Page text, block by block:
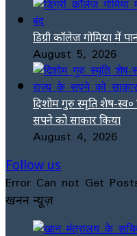
डिग्री कॉलेज गोमिया में
August 5, 2026
दिशोम गुरु स्मृति शेष-
सपने को साकार किया
August 4, 2026
Follow us
Error Can not Get
खनन न्यूज़